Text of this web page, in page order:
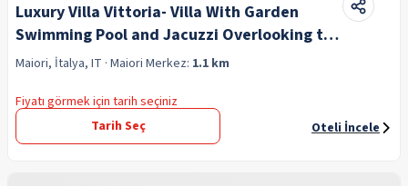
Luxury Villa Vittoria- Villa With Garden
Swimming Pool and Jacuzzi Overlooking the
sea
Maiori, İtalya, IT · Maiori Merkez: 1.1 km
Fiyatı görmek için tarih seçiniz
Tarih Seç
Oteli İncele